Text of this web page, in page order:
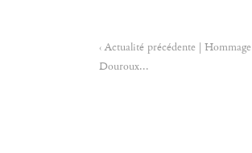
‹ Actualité précédente |
Douroux...